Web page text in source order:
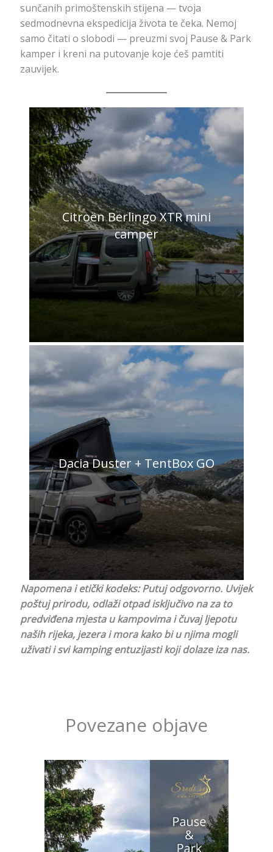
sunčanih primoštenskih stijena — tvoja
sedmodnevna ekspedicija života te čeka. Nemoj
samo čitati o slobodi — preuzmi svoj Pause & Park
kamper i kreni na putovanje koje ćeš pamtiti
zauvijek.
Citroën Berlingo XTR mini
camper
Dacia Duster + TentBox GO
Napomena i etički kodeks: Putuj odgovorno. Uvijek
poštuj prirodu, odlaži otpad isključivo na za to
predviđena mjesta u kampovima i čuvaj ljepotu
naših rijeka, jezera i mora kako bi u njima mogli
uživati i svi kamping entuzijasti koji dolaze iza nas.
Povezane objave